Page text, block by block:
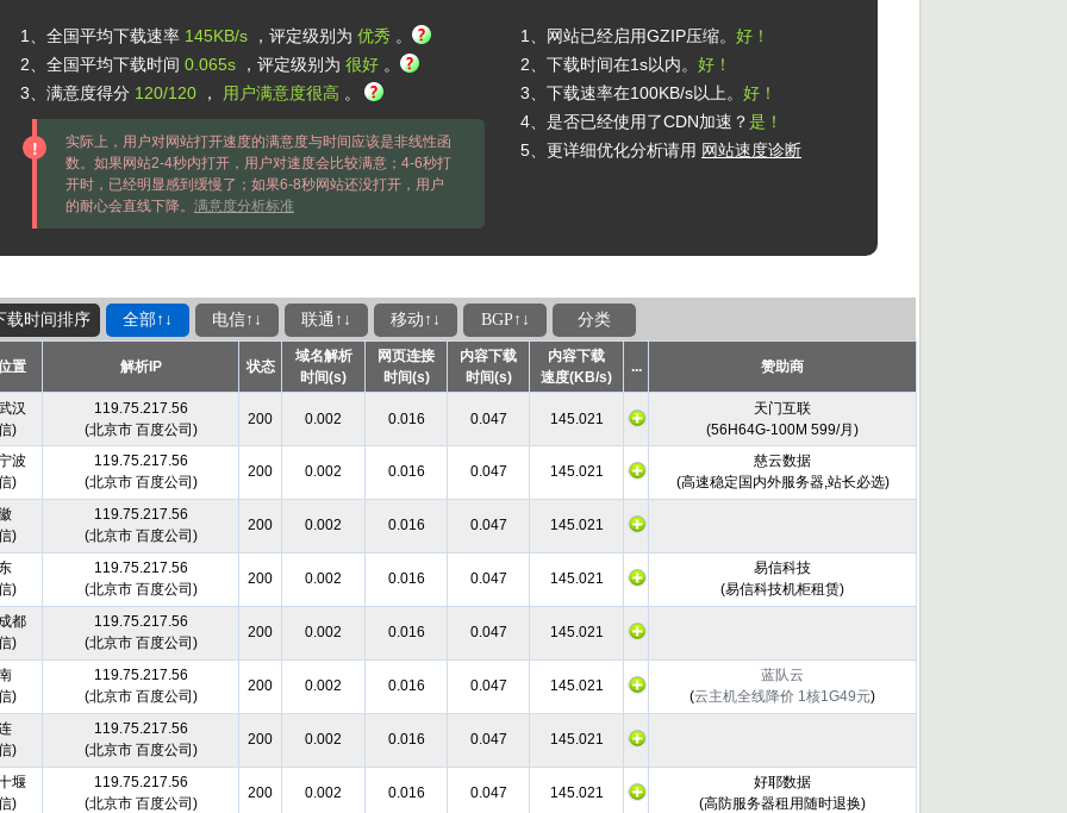
1、全国平均下载速率 145KB/s ，评定级别为 优秀 。
2、全国平均下载时间 0.065s ，评定级别为 很好 。
3、满意度得分 120/120 ， 用户满意度很高 。
实际上，用户对网站打开速度的满意度与时间应该是非线性函
数。如果网站2-4秒内打开，用户对速度会比较满意；4-6秒打
开时，已经明显感到缓慢了；如果6-8秒网站还没打开，用户
的耐心会直线下降。 满意度分析标准
1、网站已经启用GZIP压缩。 好！
2、下载时间在1s以内。 好！
3、下载速率在100KB/s以上。 好！
4、是否已经使用了CDN加速？是！
5、更详细优化分析请用 网站速度诊断
载时间排序 全部↑↓ 电信↑↓ 联通↑↓ 移动↑↓ BGP↑↓ 分类
置 解析IP 状态
域名解析
时间(s)
网页连接
时间(s)
内容下载
时间(s)
内容下载
速度(KB/s)
... 赞助商
汉
)
119.75.217.56
(北京市 百度公司)
200 0.002 0.016 0.047 145.021
天门互联
(56H64G-100M 599/月 )
波
)
119.75.217.56
(北京市 百度公司)
200 0.002 0.016 0.047 145.021
慈云数据
(高速稳定国内外服务器,站长必选)
)
119.75.217.56
(北京市 百度公司)
200 0.002 0.016 0.047 145.021
)
119.75.217.56
(北京市 百度公司)
200 0.002 0.016 0.047 145.021
易信科技
(易信科技机柜租赁)
都
)
119.75.217.56
(北京市 百度公司)
200 0.002 0.016 0.047 145.021
)
119.75.217.56
(北京市 百度公司)
200 0.002 0.016 0.047 145.021
蓝队云
(云主机全线降价 1核1G49元)
)
119.75.217.56
(北京市 百度公司)
200 0.002 0.016 0.047 145.021
堰
)
119.75.217.56
(北京市 百度公司)
200 0.002 0.016 0.047 145.021
好耶数据
(高防服务器租用随时退换)